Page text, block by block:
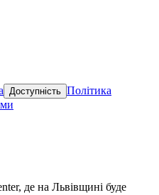
Доступність Політика
де на Львівщині буде